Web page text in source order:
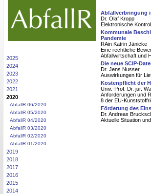
2025
2024
2023
2022
2021
2020
AbfallR 06/2020
AbfallR 05/2020
AbfallR 04/2020
AbfallR 03/2020
AbfallR 02/2020
AbfallR 01/2020
2019
2018
2017
2016
2015
2014
Abfallverbringung
Dr. Olaf Kropp
Elektronische
Kommunale
Pandemie
RAin Katrin Jänicke
Eine rechtliche
Abfallwirtschaft und
Die neue SCIP-
Dr. Jens Nusser
Auswirkungen für
Kostenpflicht der
Univ.-Prof. Dr. jur.
Anforderungen und
8 der EU-
Förderung des
Dr. Andreas
Aktuelle Situation